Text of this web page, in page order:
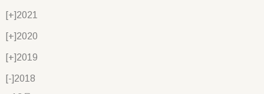
[+]2021
[+]2020
[+]2019
[-]2018